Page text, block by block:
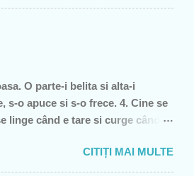
înjurătură)! Recunosc acum că
O parte-i belita si alta-i
s-o apuce si s-o frece. 4. Cine se
linge când e tare si curge când e
cosarul 5. înghetata 6. marca
CITIȚI MAI MULTE